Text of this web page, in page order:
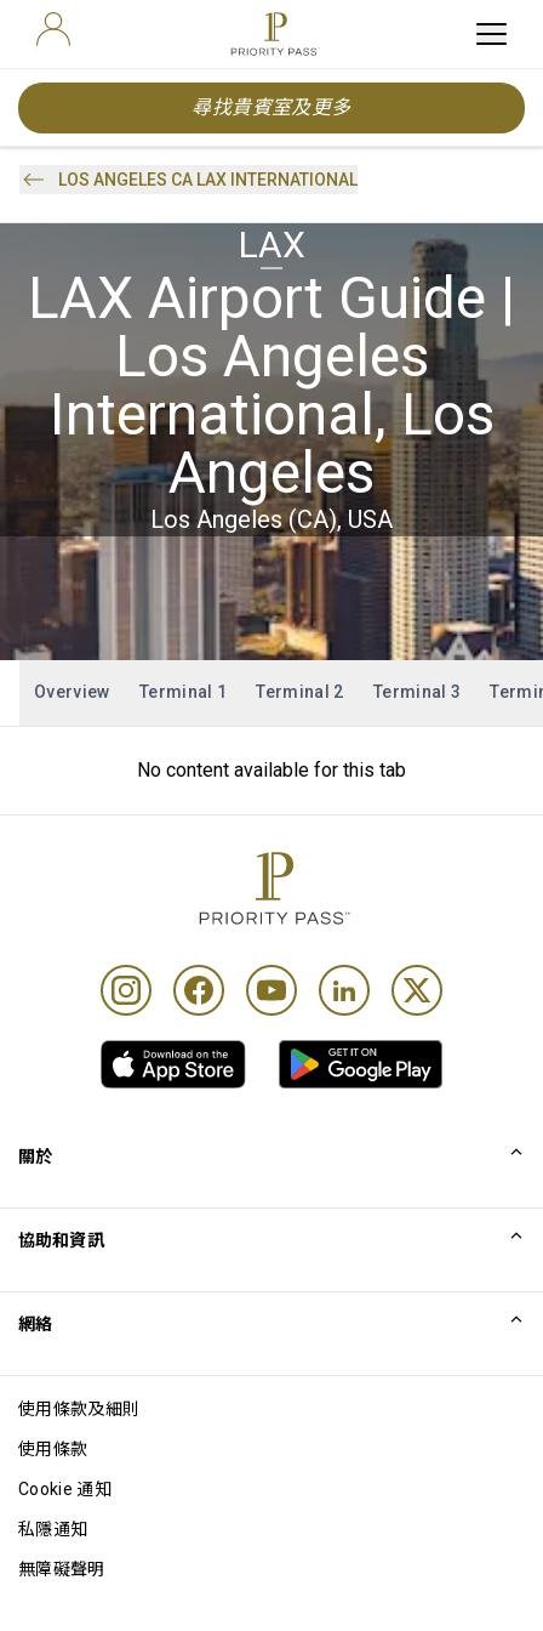
尋找貴賓室及更多
LOS ANGELES CA LAX INTERNATIONAL
LAX
LAX Airport Guide |
Los Angeles
International, Los
Angeles
Los Angeles (CA), USA
Overview Terminal 1 Terminal 2 Terminal 3
No content available for this tab
關於
Excellence Awards
網誌
協助和資訊
網絡
使用條款及細則
使用條款
Cookie 通知
私隱通知
無障礙聲明